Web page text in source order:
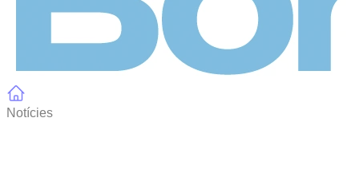
Notícies